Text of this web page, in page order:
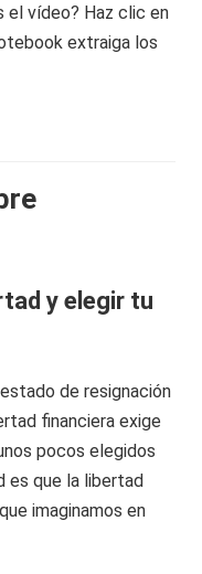
el vídeo? Haz clic en
extraiga los
y elegir tu
de resignación
financiera exige
pocos elegidos
es que la libertad
imaginamos en